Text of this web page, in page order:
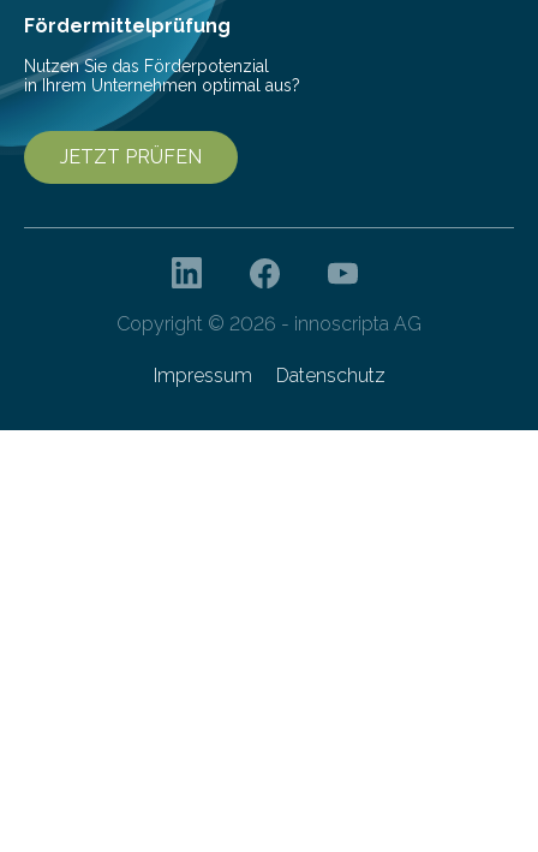
Fördermittelprüfung
Nutzen Sie das Förderpotenzial
in Ihrem Unternehmen optimal aus?
JETZT PRÜFEN
Copyright © 2026 - innoscripta AG
Impressum Datenschutz